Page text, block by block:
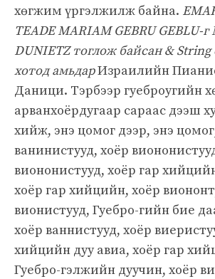
хөгжим үргэлжилж байна.
TEADE MARIAM GEBRU GEBLU-г
DUNIETZ тоглож байсан & String
хотод амьдарИзраилийн
Даници. Тэрбээр гуеброугийн
арванхоёрдугаар сараас дээш
хийж, энэ цомог дээр, энэ
ванинистууд, хоёр
виононистууд, хоёр гар
хоёр гар хийцийн, хоёр
вионистууд, Гуебро-гийн бие
хоёр ваннистууд, хоёр
хийцийн дуу авиа, хоёр гар
Гуебро-гэлжийн дуучин, хоёр